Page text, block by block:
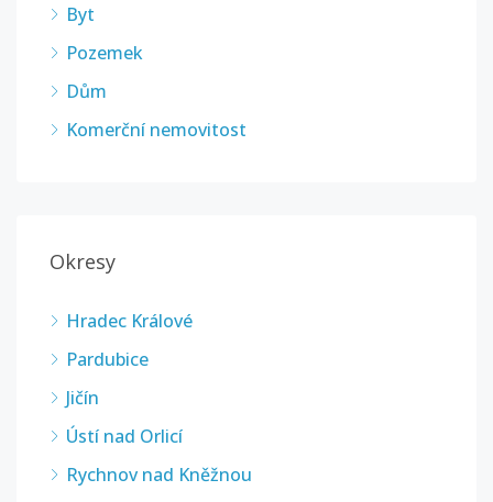
Byt
Pozemek
Dům
Komerční nemovitost
Okresy
Hradec Králové
Pardubice
Jičín
Ústí nad Orlicí
Rychnov nad Kněžnou